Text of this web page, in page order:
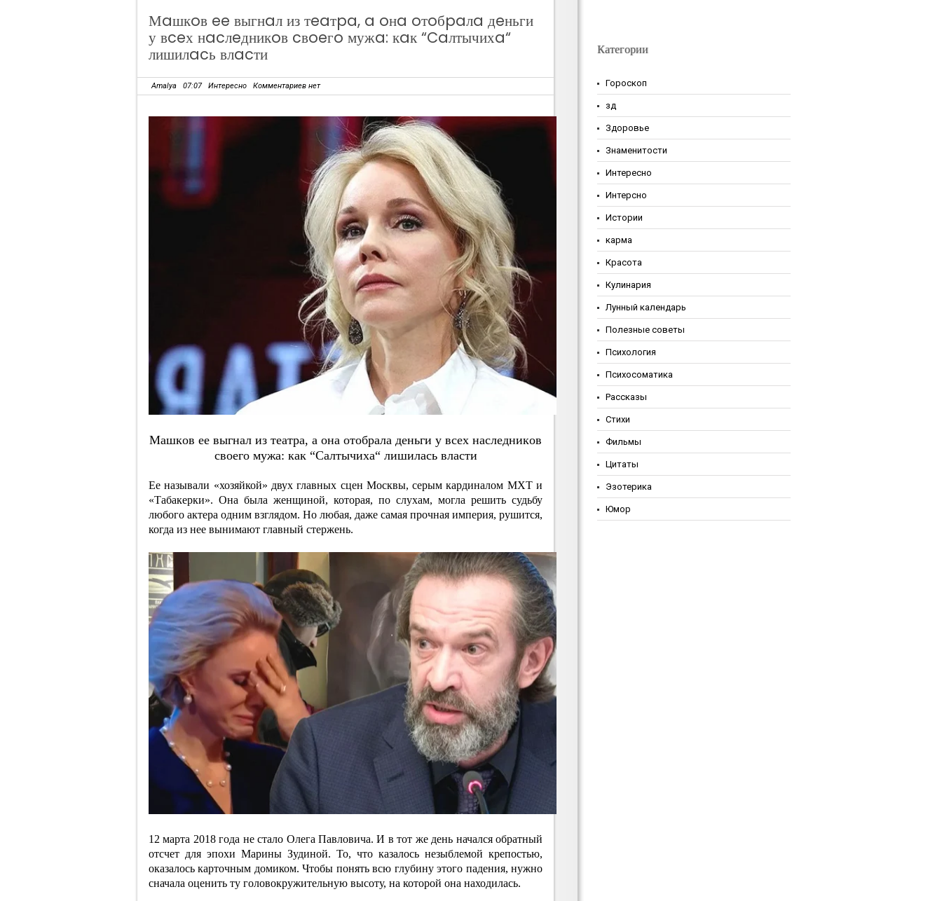
Мaшкoв ee выгнaл из тeaтpa, a oнa oтoбpaлa дeньги
у вceх нacлeдникoв cвoeгo мужa: кaк “Caлтычихa“
лишилacь влacти
Amalya 07:07 Интересно Комментариев нет
Мaшкoв ee выгнaл из тeaтpa, a oнa oтoбpaлa дeньги у вceх нacлeдникoв
cвoeгo мужa: кaк “Caлтычихa“ лишилacь влacти
Ее называли «хозяйкой» двух главных сцен Москвы, серым кардиналом МХТ и
«Табакерки». Она была женщиной, которая, по слухам, могла решить судьбу
любого актера одним взглядом. Но любая, даже самая прочная империя, рушится,
когда из нее вынимают главный стержень.
12 марта 2018 года не стало Олега Павловича. И в тот же день начался обратный
отсчет для эпохи Марины Зудиной. То, что казалось незыблемой крепостью,
оказалось карточным домиком. Чтобы понять всю глубину этого падения, нужно
сначала оценить ту головокружительную высоту, на которой она находилась.
Категории
Гороскоп
зд
Здоровье
Знаменитости
Интересно
Интерсно
Истории
карма
Красота
Кулинария
Лунный календарь
Полезные советы
Психология
Психосоматика
Рассказы
Стихи
Фильмы
Цитаты
Эзотерика
Юмор